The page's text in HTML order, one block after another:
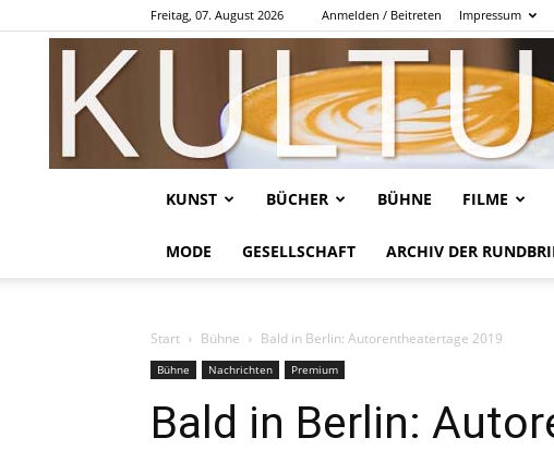
Freitag, 07. August 2026 Anmelden / Beitreten Impressum
KUNST BÜCHER BÜHNE FILME
MODE GESELLSCHAFT ARCHIV DER
Start Bühne Bald in Berlin: Autorentheatertage 2019
Bühne Nachrichten Premium
Bald in Berlin: